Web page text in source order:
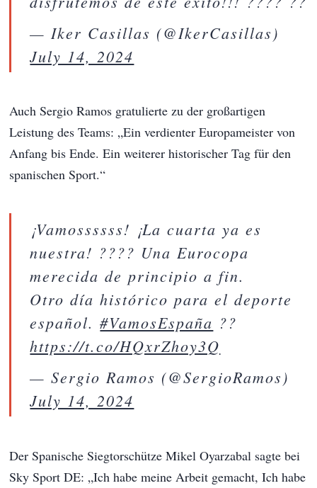
— Iker Casillas (@IkerCasillas)
July 14, 2024
Auch Sergio Ramos gratulierte zu der großartigen
Leistung des Teams: „Ein verdienter Europameister von
Anfang bis Ende. Ein weiterer historischer Tag für den
spanischen Sport.“
¡Vamossssss! ¡La cuarta ya es
nuestra! ???? Una Eurocopa
merecida de principio a fin.
Otro día histórico para el deporte
español.#VamosEspaña ??
https://t.co/HQxrZhoy3Q
— Sergio Ramos (@SergioRamos)
July 14, 2024
Der Spanische Siegtorschütze Mikel Oyarzabal sagte bei
Sky Sport DE: „Ich habe meine Arbeit gemacht, Ich habe